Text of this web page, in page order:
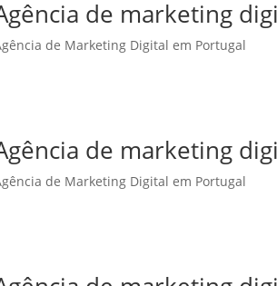
de marketing
de Marketing Digital em Portugal
de marketing
de Marketing Digital em Portugal